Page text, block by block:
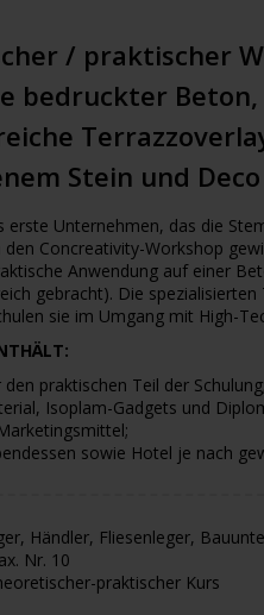
/ praktischer
bedruckter
Stein und
erste Unternehmen, das die
den Concreativity-Workshop
Anwendung auf einer
gebracht). Die
sie im Umgang mit High-
praktischen Teil der Schulung;
Isoplam-Gadgets und
sowie Hotel je nach
Händler, Fliesenleger,
Nr. 10
praktischer Kurs